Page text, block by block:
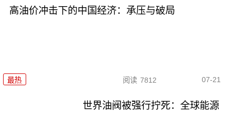
高油价冲击下的中国经济：承压与破局
最热 阅读 7812 07-21
世界油阀被强行拧死：全球能源